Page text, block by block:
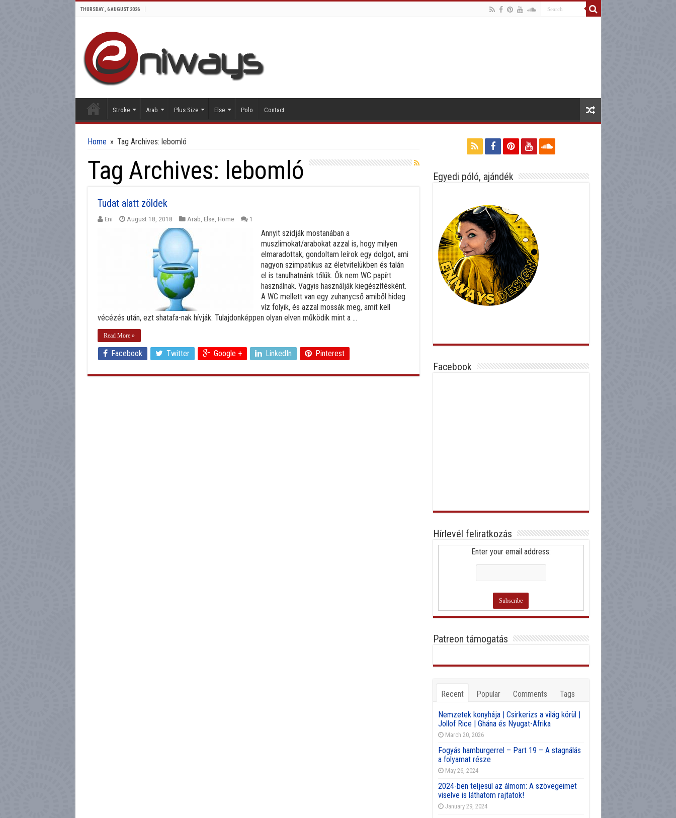
THURSDAY , 6 AUGUST 2026
Stroke Arab Plus Size Else Polo Contact
Home » Tag Archives: lebomló
Tag Archives: lebomló
Tudat alatt zöldek
Eni August 18, 2018 Arab Else Home 1
Annyit szidják mostanában a
muszlimokat/arabokat azzal is, hogy milyen
elmaradottak, gondoltam leírok egy dolgot, ami
nagyon szimpatikus az életvitelükben és talán
el is tanulhatnánk tőlük. Ők nem WC papírt
használnak. Vagyis használják kiegészítésként.
A WC mellett van egy zuhanycső amiből hideg
víz folyik, és azzal mossák meg, amit kell
vécézés után, ezt shatafa-nak hívják. Tulajdonképpen olyan elven működik mint a ...
Read More »
Facebook Twitter Google + LinkedIn Pinterest
Egyedi póló, ajándék
Facebook
Hírlevél feliratkozás
Enter your email address:
Patreon támogatás
Recent Popular Comments Tags
Nemzetek konyhája | Csirkerizs a világ körül |
Jollof Rice | Ghána és Nyugat-Afrika
March 20, 2026
Fogyás hamburgerrel – Part 19 – A stagnálás
a folyamat része
May 26, 2024
2024-ben teljesül az álmom: A szövegeimet
viselve is láthatom rajtatok!
January 29, 2024